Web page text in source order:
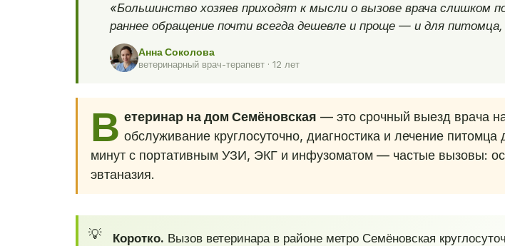
«Большинство хозяев приходят к мысли о вызове врача
раннее обращение почти всегда дешевле и проще — и для
Анна Соколова
ветеринарный врач-терапевт · 12 лет
В етеринар на дом Семёновская — это срочный выезд врача
обслуживание круглосуточно, диагностика и лечение
минут с портативным УЗИ, ЭКГ и инфузоматом — частые вызовы:
эвтаназия.
Коротко. Вызов ветеринара в районе метро Семёновская